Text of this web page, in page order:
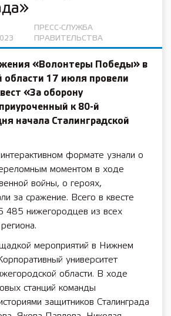
ПРЕСС-СЛУЖБА
ПРАВИТЕЛЬСТВА
«Волонтеры Победы» в
области 17 июля провели
«За оборону
к 80-й
начала Сталинградской
формате узнали о
моментом в ходе
войны, о героях,
за сражение. Всего в квесте
485 нижегородцев из всех
мероприятий в Нижнем
университет
области. В ходе
станций команды
защитников Сталинграда